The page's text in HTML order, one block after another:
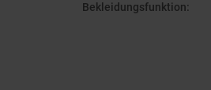
Bekleidungsfunktion: